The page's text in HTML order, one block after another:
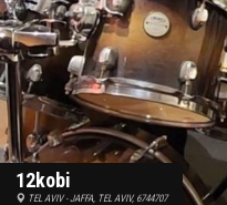
12kobi
TEL AVIV - JAFFA, TEL AVIV, 6744707